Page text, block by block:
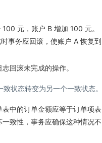
元，账户 B 增加 100 元。
事务应回滚，使账户 A 恢复到
回滚未完成的操作。
状态转变为另一个一致状态。
中的订单金额应等于订单项表
致性，事务应确保这种情况不